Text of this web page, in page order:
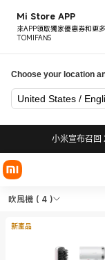
Mi Store APP
來APP領取獨家優惠券和更
TOMIFANS
Choose your location
United States /
小米宣布召回
Shop 個
吹風機 ( 4 )
Shop 個護健
新產品